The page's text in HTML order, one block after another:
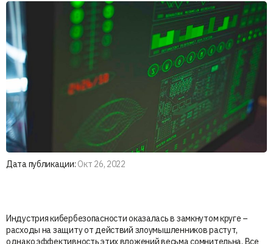
Дата публикации: Окт 26, 2022
Индустрия кибербезопасности оказалась в замкнутом круге –
расходы на защиту от действий злоумышленников растут,
однако эффективность этих вложений весьма сомнительна. Все